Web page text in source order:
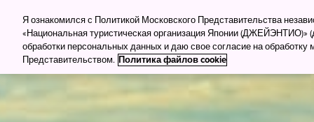
Для туркомпаний Для прессы Деловой
Куда
Я ознакомился с Политикой Московского Представительства
«Национальная туристическая организация Японии (ДЖЕЙЭНТИО)»
обработки персональных данных и даю свое согласие на
Представительством. Политика файлов cookie